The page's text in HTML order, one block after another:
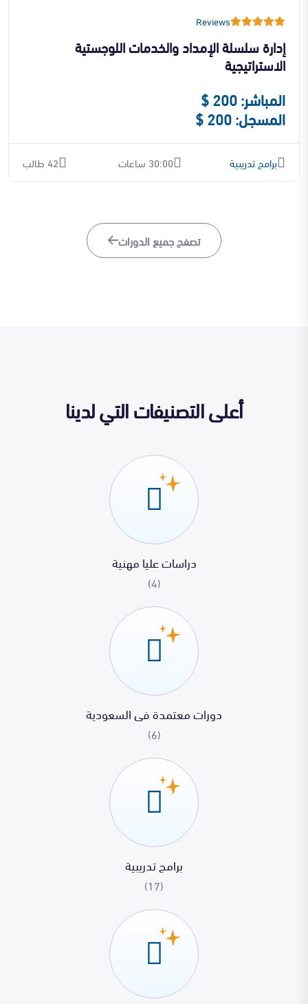
Reviews
إدارة سلسلة الإمداد والخدمات اللوجستية
الاستراتيجية
المباشر: 200 $
المسجل: 200 $
برامج تدريبية 30:00 ساعات 42 طالب
تصفح جميع الدورات
أعلى التصنيفات التي لدينا
دراسات عليا مهنية
(4)
دورات معتمدة فى السعودية
(6)
برامج تدريبية
(17)